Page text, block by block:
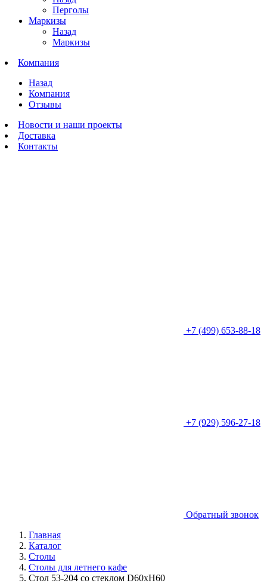
Перголы
Маркизы
Назад
Маркизы
Компания
Назад
Компания
Отзывы
Новости и наши проекты
Доставка
Контакты
+7 (499) 653-88-18
+7 (929) 596-27-18
Обратный звонок
Главная
Каталог
Столы
Столы для летнего кафе
Стол 53-204 со стеклом D60хН60